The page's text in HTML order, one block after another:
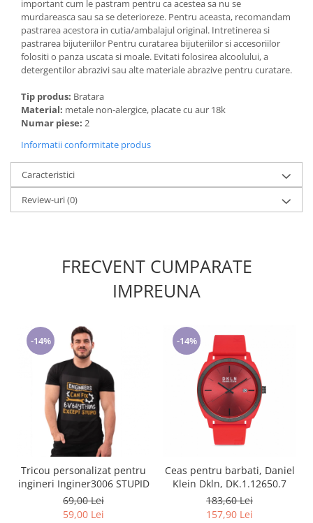
important cum le pastram pentru ca acestea sa nu se
murdareasca sau sa se deterioreze. Pentru aceasta, recomandam
pastrarea acestora in cutia/ambalajul original. Intretinerea si
pastrarea bijuteriilor Pentru curatarea bijuteriilor si accesoriilor
folositi o panza uscata si moale. Evitati folosirea alcoolului, a
detergentilor abrazivi sau alte materiale abrazive pentru curatare.
Tip produs: Bratara
Material: metale non-alergice, placate cu aur 18k
Numar piese: 2
Informatii conformitate produs
Caracteristici
Review-uri(0)
FRECVENT CUMPARATE
IMPREUNA
-14%
Tricou personalizat pentru
ingineri Inginer3006 STUPID
69,00 Lei
59,00 Lei
-14%
Ceas pentru barbati, Daniel
Klein Dkln, DK.1.12650.7
183,60 Lei
157,90 Lei